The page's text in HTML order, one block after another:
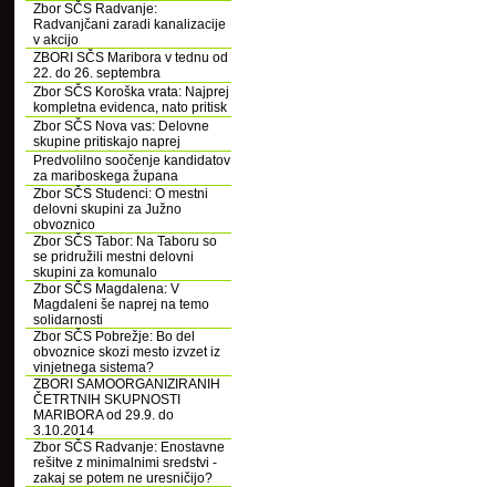
Zbor SČS Radvanje:
Radvanjčani zaradi kanalizacije
v akcijo
ZBORI SČS Maribora v tednu od
22. do 26. septembra
Zbor SČS Koroška vrata: Najprej
kompletna evidenca, nato pritisk
Zbor SČS Nova vas: Delovne
skupine pritiskajo naprej
Predvolilno soočenje kandidatov
za mariboskega župana
Zbor SČS Studenci: O mestni
delovni skupini za Južno
obvoznico
Zbor SČS Tabor: Na Taboru so
se pridružili mestni delovni
skupini za komunalo
Zbor SČS Magdalena: V
Magdaleni še naprej na temo
solidarnosti
Zbor SČS Pobrežje: Bo del
obvoznice skozi mesto izvzet iz
vinjetnega sistema?
ZBORI SAMOORGANIZIRANIH
ČETRTNIH SKUPNOSTI
MARIBORA od 29.9. do
3.10.2014
Zbor SČS Radvanje: Enostavne
rešitve z minimalnimi sredstvi -
zakaj se potem ne uresničijo?